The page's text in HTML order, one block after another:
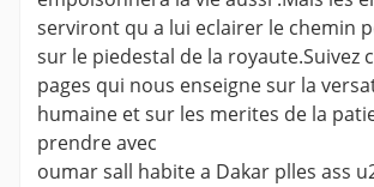
serviront qu a lui eclairer le chemin
sur le piedestal de la royaute.Suivez
pages qui nous enseigne sur la
humaine et sur les merites de la
prendre avec
oumar sall habite a Dakar plles ass